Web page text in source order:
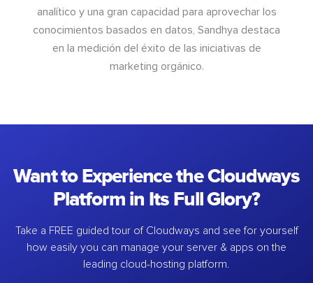
analítico y una gran capacidad para aprovechar los
conocimientos basados en datos, Sandhya destaca
en la medición del éxito de las iniciativas de
marketing orgánico.
Want to Experience the Cloudways
Platform in Its Full Glory?
Take a FREE guided tour of Cloudways and see for yourself
how easily you can manage your server & apps on the
leading cloud-hosting platform.